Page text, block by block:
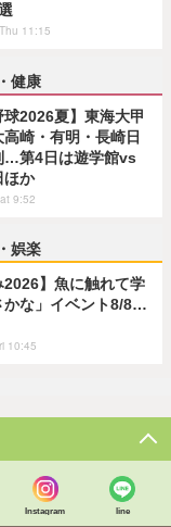
11:15
健康
球2026夏】東海大甲
高崎・有明・長崎日
…第4日は遊学館vs
ほか
9:52
娯楽
2026】魚に触れて学
かな」イベント8/8…
10:45
Instagram line